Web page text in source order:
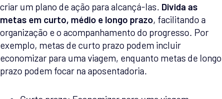
criar um plano de ação para alcançá-las. Divida as
metas em curto, médio e longo prazo, facilitando a
organização e o acompanhamento do progresso. Por
exemplo, metas de curto prazo podem incluir
economizar para uma viagem, enquanto metas de longo
prazo podem focar na aposentadoria.